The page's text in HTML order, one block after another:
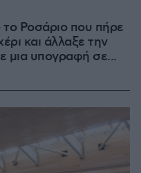
Ροσάριο που πήρε
και άλλαξε την
μια υπογραφή σε...